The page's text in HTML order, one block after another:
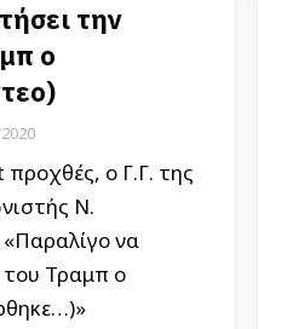
την
ο
ο Γ.Γ. της
Ν.
να
του Τραμπ ο